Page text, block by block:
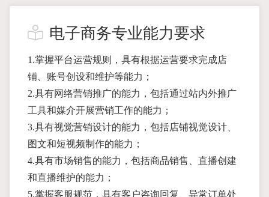
电子商务专业能力要求
1.掌握平台运营规则，具有根据运营要求完成店
铺、账号创设和维护等能力；
2.具有网络营销推广的能力，包括通过站内外推广
工具和媒介开展营销工作的能力；
3.具有视觉营销设计的能力，包括店铺视觉设计、
图文和短视频制作的能力；
4.具有市场销售的能力，包括商品销售、直播创建
和直播维护的能力；
5.掌握客服规范，具有客户咨询回复、异常订单处